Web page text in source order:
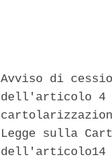
Avviso di
dell'articolo 4
Legge sulla
dell'articolo14